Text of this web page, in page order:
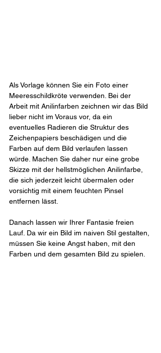
Als Vorlage können Sie ein Foto einer
Meeresschildkröte verwenden. Bei der
Arbeit mit Anilinfarben zeichnen wir das Bild
lieber nicht im Voraus vor, da ein
eventuelles Radieren die Struktur des
Zeichenpapiers beschädigen und die
Farben auf dem Bild verlaufen lassen
würde. Machen Sie daher nur eine grobe
Skizze mit der hellstmöglichen Anilinfarbe,
die sich jederzeit leicht übermalen oder
vorsichtig mit einem feuchten Pinsel
entfernen lässt.
Danach lassen wir Ihrer Fantasie freien
Lauf. Da wir ein Bild im naiven Stil gestalten,
müssen Sie keine Angst haben, mit den
Farben und dem gesamten Bild zu spielen.